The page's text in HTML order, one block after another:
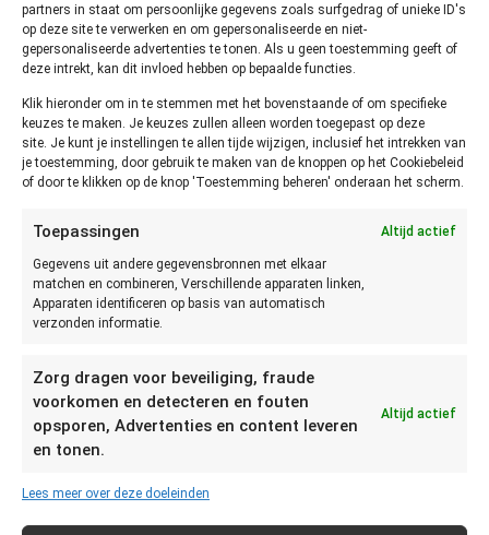
partners in staat om persoonlijke gegevens zoals surfgedrag of unieke ID's
op deze site te verwerken en om gepersonaliseerde en niet-
gepersonaliseerde advertenties te tonen. Als u geen toestemming geeft of
deze intrekt, kan dit invloed hebben op bepaalde functies.
Klik hieronder om in te stemmen met het bovenstaande of om specifieke
keuzes te maken. Je keuzes zullen alleen worden toegepast op deze
site. Je kunt je instellingen te allen tijde wijzigen, inclusief het intrekken van
je toestemming, door gebruik te maken van de knoppen op het Cookiebeleid
of door te klikken op de knop 'Toestemming beheren' onderaan het scherm.
Toepassingen Altijd actief
Gegevens uit andere gegevensbronnen met elkaar
matchen en combineren, Verschillende apparaten linken,
Apparaten identificeren op basis van automatisch
verzonden informatie.
Zorg dragen voor beveiliging, fraude
voorkomen en detecteren en fouten
opsporen, Advertenties en content leveren
en tonen.
Altijd actief
Lees meer over deze doeleinden
vaststellen of rosbief niet meer
goed is?
Je kunt het beste vaststellen of de Rosbief niet meer goed
is door te zien, ruiken en proeven. Als de Rosbief grauw,
plakkerig, zuur of vreemd ruikt dient zij weggegooid te
worden.
Hoe moet je rosbief bewaren?
Onbereide en bereide Rosbief kan in een afgesloten
bewaardoos tot 2 dagen onderin je koelkast, met een